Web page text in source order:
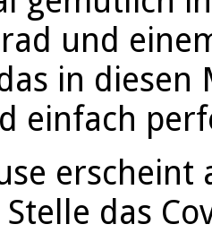
und
in
einfach
das